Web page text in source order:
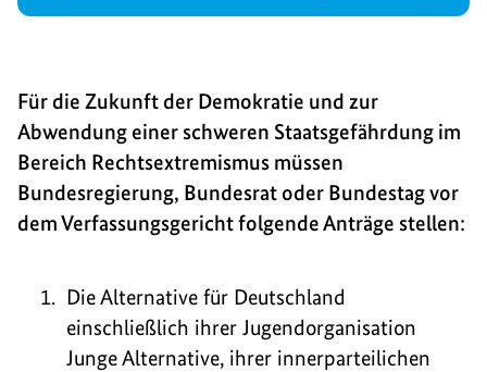
Für die Zukunft der Demokratie und zur
Abwendung einer schweren Staatsgefährdung im
Bereich Rechtsextremismus müssen
Bundesregierung, Bundesrat oder Bundestag vor
dem Verfassungsgericht folgende Anträge stellen:
Die Alternative für Deutschland
einschließlich ihrer Jugendorganisation
Junge Alternative, ihrer innerparteilichen